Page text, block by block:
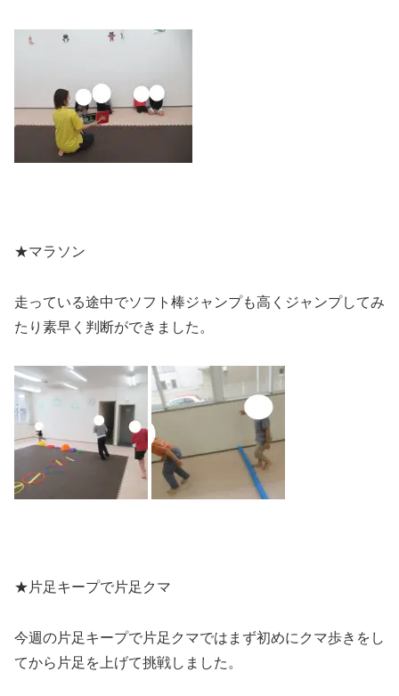
★マラソン
走っている途中でソフト棒ジャンプも高くジャンプしてみ
たり素早く判断ができました。
★片足キープで片足クマ
今週の片足キープで片足クマではまず初めにクマ歩きをし
てから片足を上げて挑戦しました。